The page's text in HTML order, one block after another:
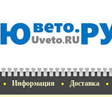
Информация Доставка